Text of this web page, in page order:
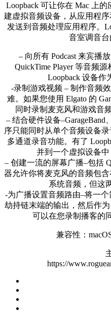
Loopback 可让你在 Mac 上
建虚拟音频设备，从应用程
发送到音频处理应用程序。
音室调音台
– 向所有 Podcast 来宾播
QuickTime Player 等音频
Loopback 设备作
-录制游戏视频 – 制作音频
难。如果您使用 Elgato 的
同时录制麦克风和游戏音
– 结合硬件设备–GarageBand
序只能同时从单个音频设备
多通道录音功能。有了
并到一个虚拟设备中
– 创建一流的屏幕广播–包括
器允许你将麦克风的音频包
系统音频，但这
-为广播设置音频路由–将一
劫持链末端的输出，然后作
可以在您录制播客的
兼容性：
https://